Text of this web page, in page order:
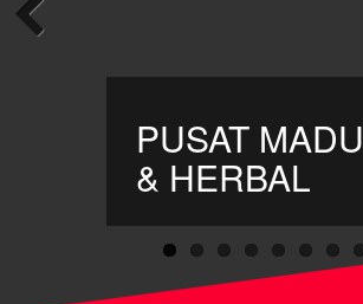
PUSAT MADU
& HERBAL